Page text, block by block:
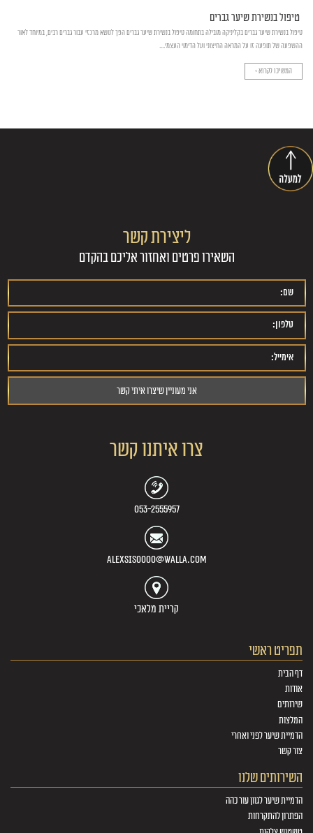
טיפול בנשירת שיער גברים
טיפול בנשירת שיער גברים בקליניקה מובילה בתחומה טיפול בנשירת שיער גברים הפך לנושא מרכזי עבור גברים רבים, במיוחד לאור
ההשפעה של תופעה זו על המראה החיצוני ועל הדימוי העצמי....
המשיכו לקרוא >
ליצירת קשר
השאירו פרטים ואחזור אליכם בהקדם
צרו איתנו קשר
053-2555957
alexsis0000@walla.com
קריית מלאכי
תפריט ראשי
דף הבית
אודות
שירותים
המלצות
הדמיית שיער לפני ואחרי
צור קשר
השירותים שלנו
הדמיית שיער לגוון עור כהה
הפתרון להתקרחות